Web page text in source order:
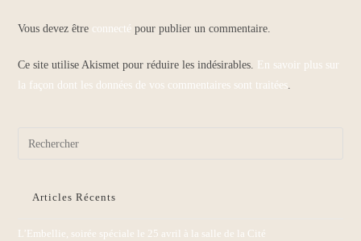
Vous devez être connecté pour publier un commentaire.
Ce site utilise Akismet pour réduire les indésirables.
En savoir plus sur
la façon dont les données de vos commentaires sont traitées.
Articles Récents
L’Embellie, soirée spéciale le 25 avril à la salle de la Cité